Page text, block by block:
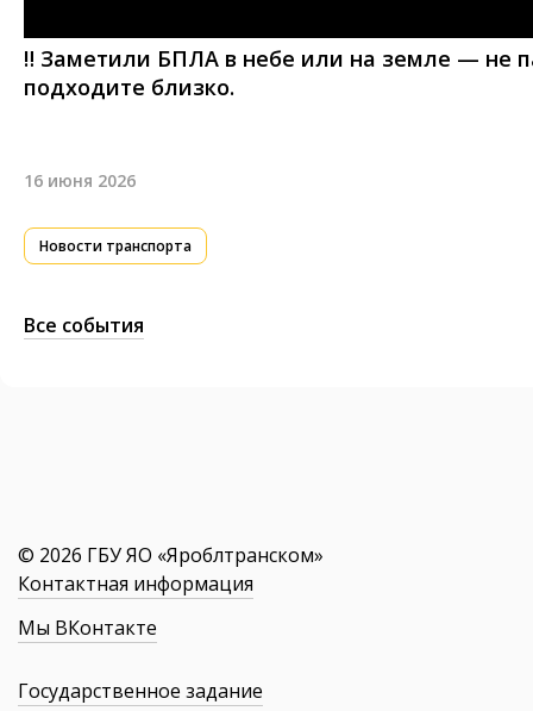
‼️ Заметили БПЛА в небе или на земле — не
подходите близко.
16 июня 2026
Новости транспорта
Все события
© 2026 ГБУ ЯО «Яроблтранском»
Контактная информация
Мы ВКонтакте
Государственное задание